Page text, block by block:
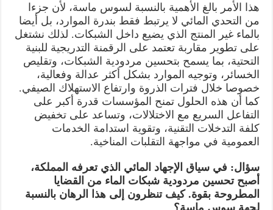
هذا الأمر بالغ الأهمية بالنسبة لسوس ماسة، لأن جزءا
من التحدي المائي لا يرتبط فقط بندرة الموارد، بل أيضا
بالماء غير المنتج الذي يضيع داخل الشبكات. لذلك نشتغل
على تطوير مقاربة تعتمد على الرقمنة التدريجية للبنية
التحتية، بما يسمح بتحسين مردودية الشبكات، وتقليص
الخسائر، وتوجيه الموارد بشكل أكثر عدالة وفعالية،
خصوصا خلال فترات الذروة وارتفاع الاستهلاك الصيفي.
كما أن هذه الحلول تمنح المؤسسات قدرة أكبر على
التفاعل السريع مع الاختلالات، وتساعد على تخفيض
كلفة التدخلات التقنية، وتقوية استدامة الخدمات
العمومية في مواجهة التقلبات المناخية.
سؤال: في سياق الإجهاد المائي الذي تعرفه المملكة،
أصبح تحسين مردودية شبكات الماء من القضايا
المطروحة بقوة. كيف تنظرون إلى هذا الرهان بالنسبة
لجهة سوس ماسة؟